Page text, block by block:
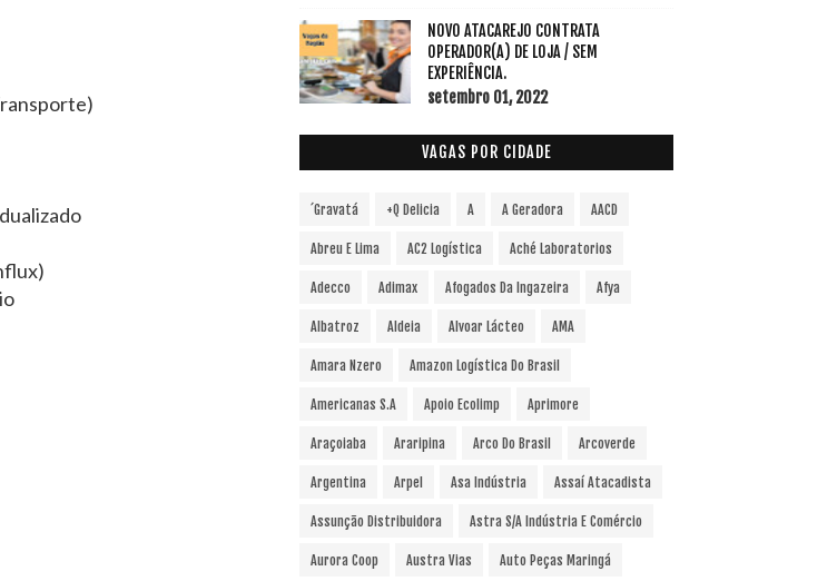
NOVO ATACAREJO CONTRATA
OPERADOR(A) DE LOJA / SEM
EXPERIÊNCIA.
setembro 01, 2022
VAGAS POR CIDADE
´Gravatá +Q Delicia A A Geradora AACD
Abreu E Lima AC2 Logística Aché Laboratorios
Adecco Adimax Afogados Da Ingazeira Afya
Albatroz Aldeia Alvoar Lácteo AMA
Amara Nzero Amazon Logística Do Brasil
Americanas S.A Apoio Ecolimp Aprimore
Araçoiaba Araripina Arco Do Brasil Arcoverde
Argentina Arpel Asa Indústria Assaí Atacadista
Assunção Distribuidora Astra S/A Indústria E Comércio
Aurora Coop Austra Vias Auto Peças Maringá